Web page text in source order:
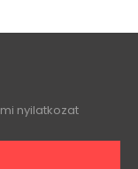
nyilatkozat